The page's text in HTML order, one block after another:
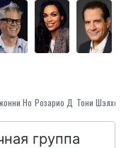
в образе
Лара Флинн Бойл Джонни Ноксвилл
Розарио ДоусонТони Шэлхоуб
группа